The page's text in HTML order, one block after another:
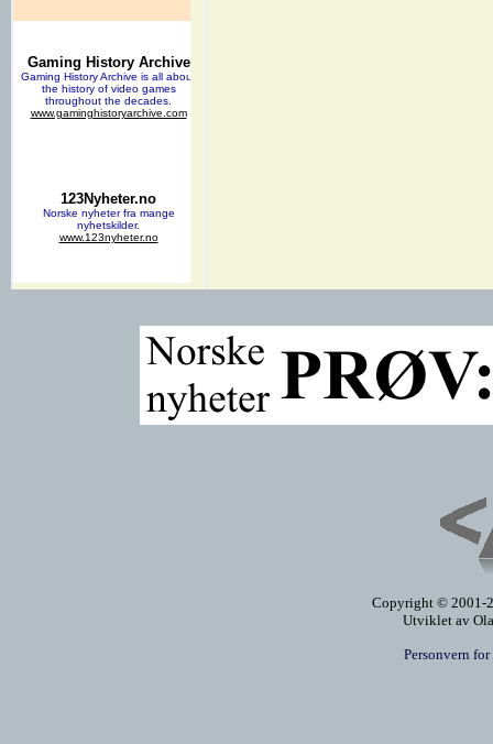
Copyright © 2001-
Utviklet av
Personvern